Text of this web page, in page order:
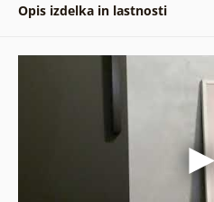
Opis izdelka in lastnosti